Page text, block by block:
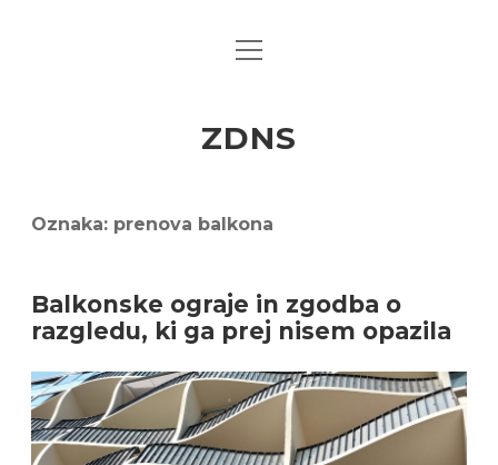
open
ZDNS
Oznaka: prenova balkona
Balkonske ograje in zgodba o
razgledu, ki ga prej nisem opazila